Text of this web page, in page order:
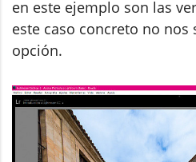
en este ejemplo son las
este caso concreto no nos
opción.